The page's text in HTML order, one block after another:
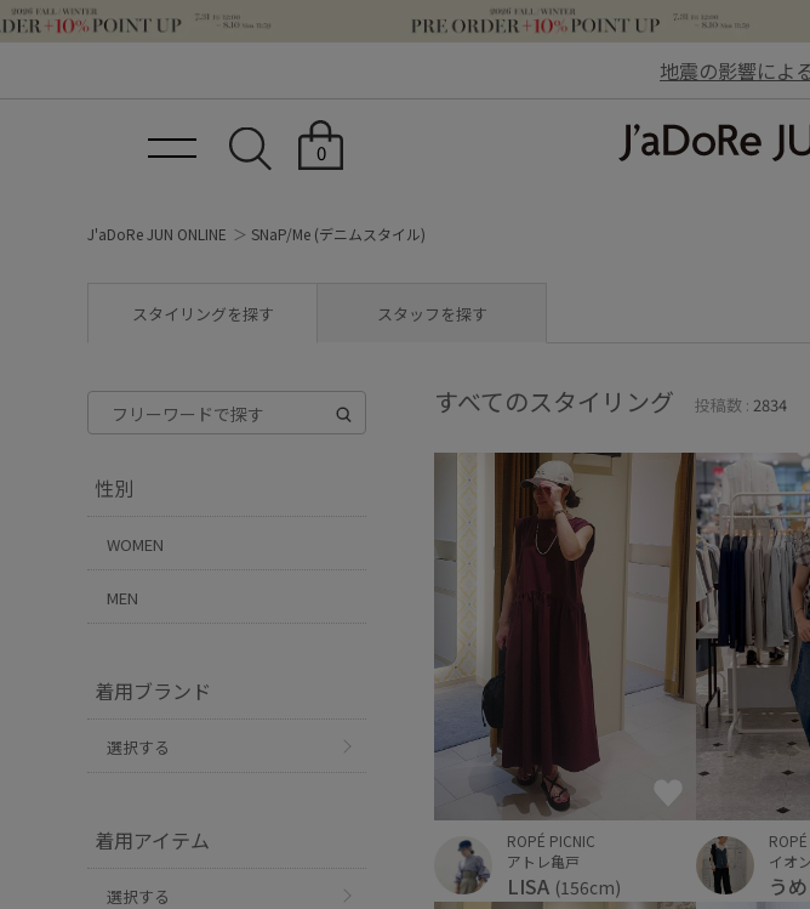
地震の影響によ
0
J'aDoRe JUN ONLINE SNaP/Me (デニムスタイル)
スタイリングを探す スタッフを探す
性別
WOMEN
MEN
着用ブランド
選択する
着用アイテム
選択する
すべてのスタイリング 投稿数 : 2834
ROPÉ PICNIC
アトレ亀戸
LISA (156cm)
イオ
う